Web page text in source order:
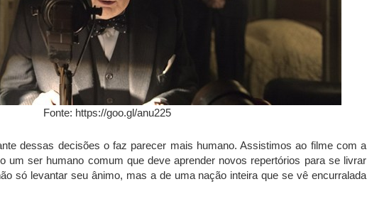
Fonte: https://goo.gl/anu225
dessas decisões o faz parecer mais humano. Assistimos ao filme com a
um ser humano comum que deve aprender novos repertórios para se livrar
só levantar seu ânimo, mas a de uma nação inteira que se vê encurralada